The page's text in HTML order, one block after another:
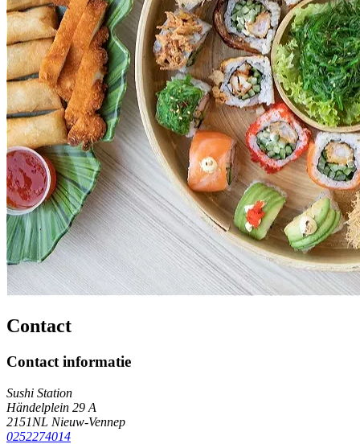
Contact
Contact informatie
Sushi Station
Händelplein 29 A
2151NL Nieuw-Vennep
0252274014